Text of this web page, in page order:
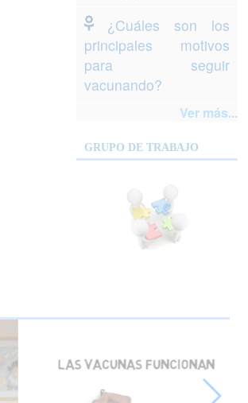
¿Cuáles son los
principales motivos
para seguir
vacunando?
Ver más...
GRUPO DE TRABAJO